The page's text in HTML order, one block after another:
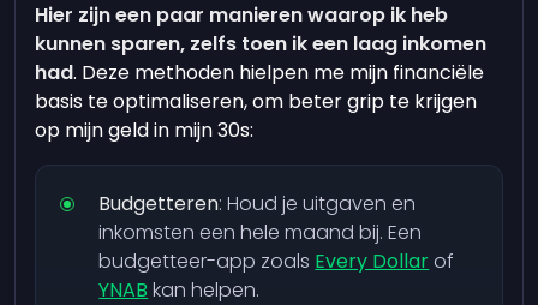
Hier zijn een paar manieren waarop ik heb
kunnen sparen, zelfs toen ik een laag inkomen
had. Deze methoden hielpen me mijn financiële
basis te optimaliseren, om beter grip te krijgen
op mijn geld in mijn 30s:
Budgetteren: Houd je uitgaven en
inkomsten een hele maand bij. Een
budgetteer-app zoals Every Dollar of
YNAB kan helpen.